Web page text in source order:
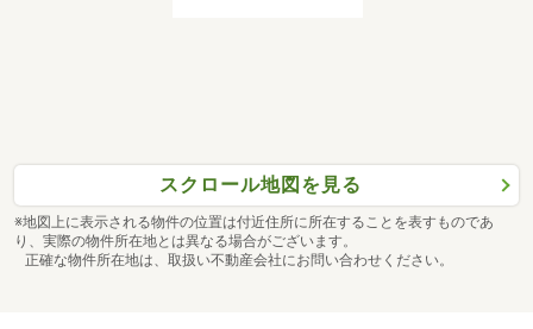
スクロール地図を見る
※地図上に表示される物件の位置は付近住所に所在することを表すものであ
り、実際の物件所在地とは異なる場合がございます。
正確な物件所在地は、取扱い不動産会社にお問い合わせください。